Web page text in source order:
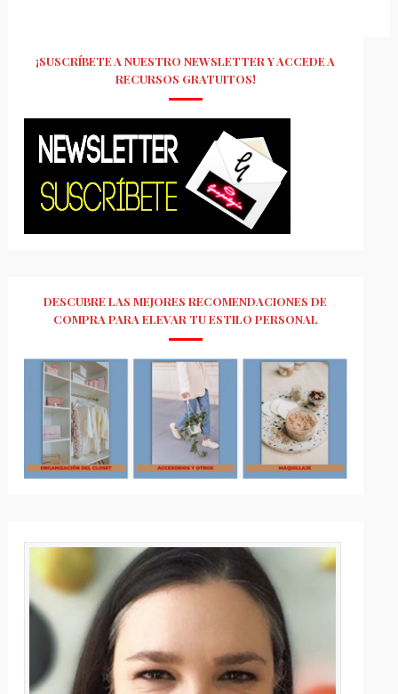
¡SUSCRÍBETE A NUESTRO NEWSLETTER Y ACCEDE A
RECURSOS GRATUITOS!
DESCUBRE LAS MEJORES RECOMENDACIONES DE
COMPRA PARA ELEVAR TU ESTILO PERSONAL